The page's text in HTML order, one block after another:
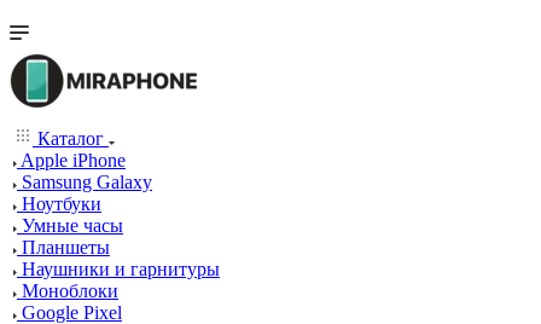
Каталог
Apple iPhone
Samsung Galaxy
Ноутбуки
Умные часы
Планшеты
Наушники и гарнитуры
Моноблоки
Google Pixel